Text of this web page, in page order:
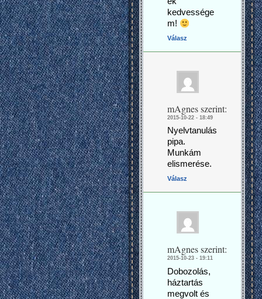
kedvessége
m!
Válasz
mAgnes szerint:
2015-10-22 - 18:49
Nyelvtanulás
pipa.
Munkám
elismerése.
Válasz
mAgnes szerint:
2015-10-23 - 19:11
Dobozolás,
háztartás
megvolt és